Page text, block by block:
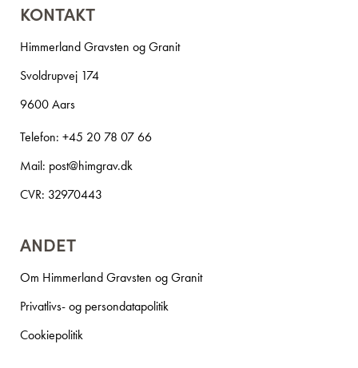
KONTAKT
Himmerland Gravsten og Granit
Svoldrupvej 174
9600 Aars
Telefon: +45 20 78 07 66
Mail: post@himgrav.dk
CVR: 32970443
ANDET
Om Himmerland Gravsten og Granit
Privatlivs- og persondatapolitik
Cookiepolitik